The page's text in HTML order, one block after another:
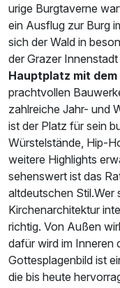
urige Burgtaverne
ein Ausflug zur Burg
sich der Wald in
der Grazer
Hauptplatz mit
prachtvollen
zahlreiche Jahr- und
ist der Platz für sein
Würstelstände, Hip-
weitere Highlights
sehenswert ist das
altdeutschen Stil.Wer
Kirchenarchitektur
richtig. Von Außen
dafür wird im Inneren
Gottesplagenbild ist
die bis heute